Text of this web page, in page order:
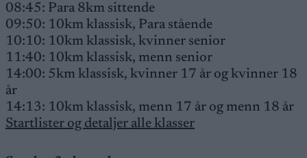
08:45: Para 8km sittende
09:50: 10km klassisk, Para stående
10:10: 10km klassisk, kvinner senior
11:40: 10km klassisk, menn senior
14:00: 5km klassisk, kvinner 17 år og kvinner 18
år
14:13: 10km klassisk, menn 17 år og menn 18 år
Startlister og detaljer alle klasser